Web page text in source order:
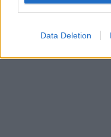
Data Deletion